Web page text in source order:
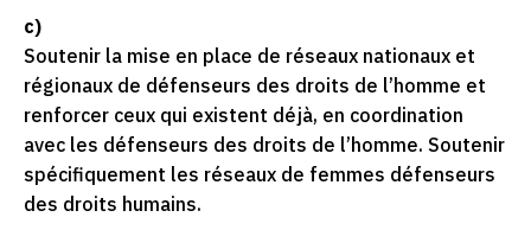
c)
Soutenir la mise en place de réseaux nationaux et
régionaux de défenseurs des droits de l’homme et
renforcer ceux qui existent déjà, en coordination
avec les défenseurs des droits de l’homme. Soutenir
spécifiquement les réseaux de femmes défenseurs
des droits humains.